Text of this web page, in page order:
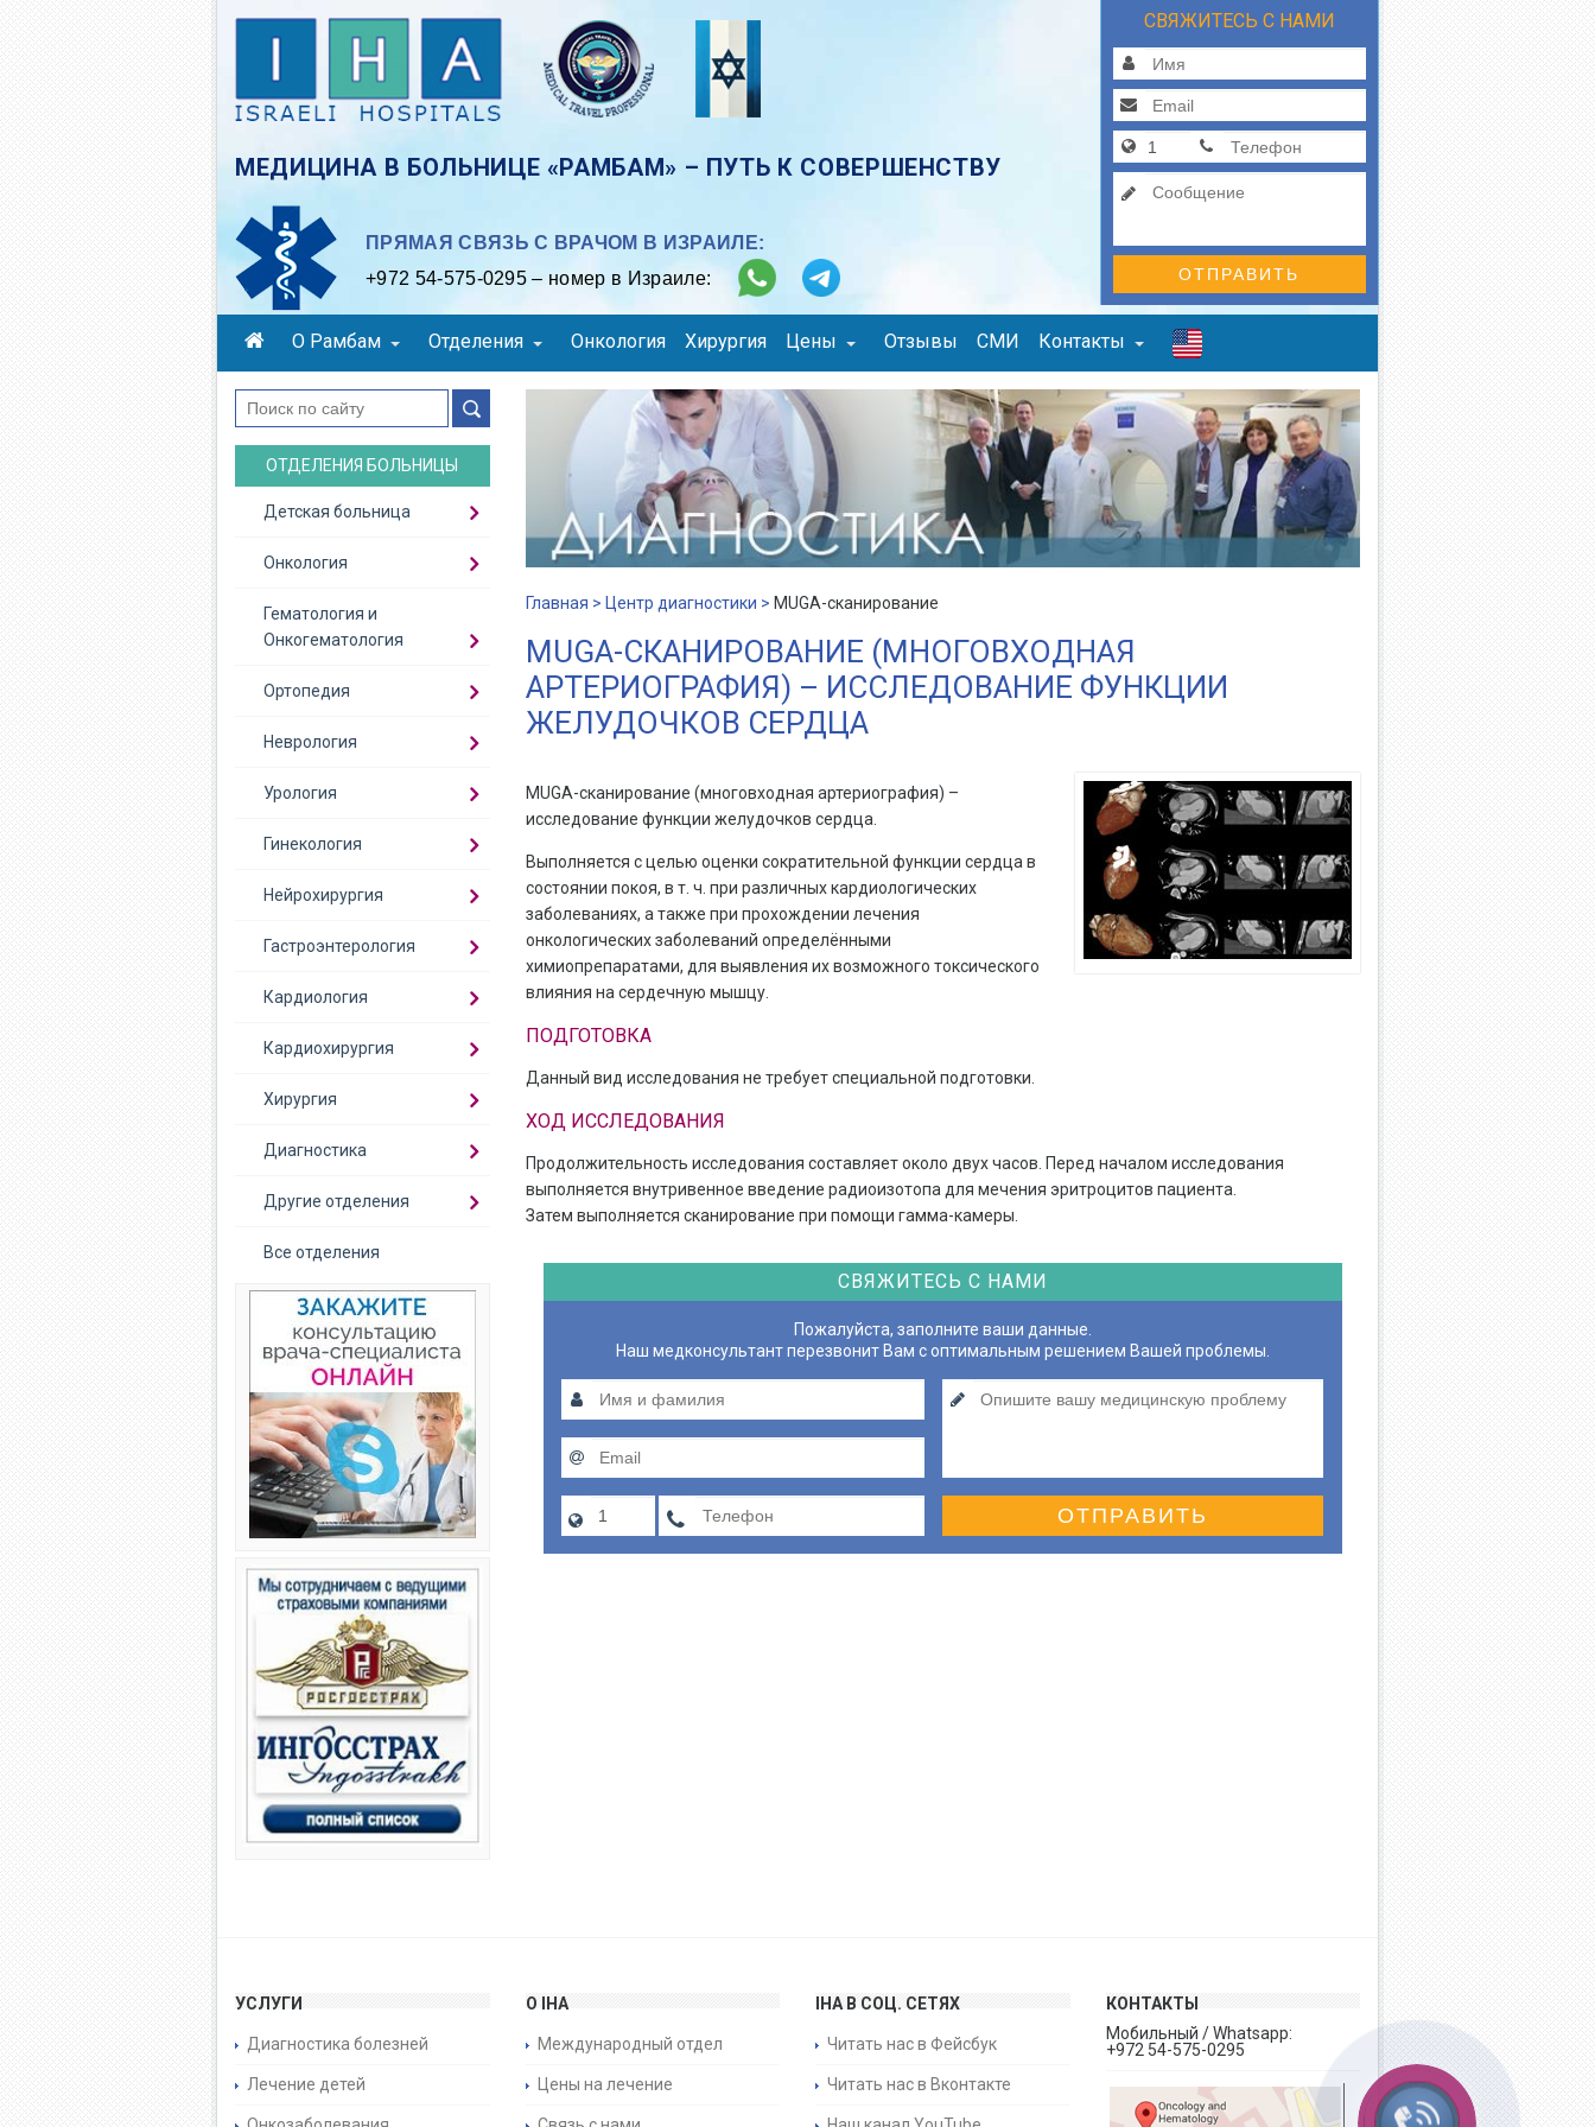
content
МЕДИЦИНА В БОЛЬНИЦЕ «РАМБАМ» – ПУТЬ К СОВЕРШЕНСТВУ
ПРЯМАЯ СВЯЗЬ С ВРАЧОМ В ИЗРАИЛЕ:
+972 54-575-0295 – номер в Израиле:
СВЯЖИТЕСЬ С НАМИ
ОТПРАВИТЬ
О Рамбам Отделения Онкология Хирургия Цены Отзывы СМИ Контакты
Главная > Центр диагностики > MUGA-сканирование
MUGA-СКАНИРОВАНИЕ (МНОГОВХОДНАЯ
АРТЕРИОГРАФИЯ) – ИССЛЕДОВАНИЕ ФУНКЦИИ
ЖЕЛУДОЧКОВ СЕРДЦА
MUGA-сканирование (многовходная артериография) –
исследование функции желудочков сердца.
Выполняется с целью оценки сократительной функции сердца в
состоянии покоя, в т. ч. при различных кардиологических
заболеваниях, а также при прохождении лечения
онкологических заболеваний определёнными
химиопрепаратами, для выявления их возможного токсического
влияния на сердечную мышцу.
ПОДГОТОВКА
Данный вид исследования не требует специальной подготовки.
ХОД ИССЛЕДОВАНИЯ
Продолжительность исследования составляет около двух часов. Перед началом исследования
выполняется внутривенное введение радиоизотопа для мечения эритроцитов пациента.
Затем выполняется сканирование при помощи гамма-камеры.
СВЯЖИТЕСЬ С НАМИ
Пожалуйста, заполните ваши данные.
Наш медконсультант перезвонит Вам с оптимальным решением Вашей проблемы.
ОТПРАВИТЬ
поиск
ОТДЕЛЕНИЯ БОЛЬНИЦЫ
Детская больница
Онкология
Гематология и
Онкогематология
Ортопедия
Неврология
Урология
Гинекология
Нейрохирургия
Гастроэнтерология
Кардиология
Кардиохирургия
Хирургия
Диагностика
Другие отделения
Все отделения
УСЛУГИ
Диагностика болезней
Лечение детей
О IHA
Международный отдел
Цены на лечение
IHA В СОЦ. СЕТЯХ
Читать нас в Фейсбук
Читать нас в Вконтакте
КОНТАКТЫ
Мобильный / Whatsapp:
+972 54-575-0295